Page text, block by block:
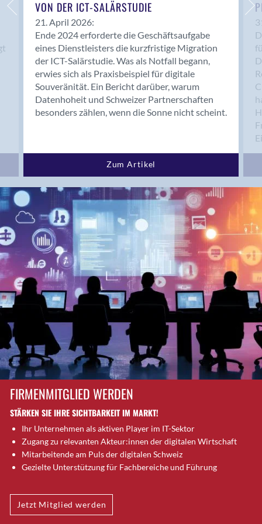
Bern 15
Bern 22
Bern 65
Bern 9
Bern-Zollikofen
Biel/Bienne
Binningen
Bolligen
Bremgarten bei Bern
Brig
Brig-Glis
Bronschhofen
Brugg
Brugg AG
Brütten
Bubendorf
Bubikon
Burgdorf
Bäretswil
Bülach
Cazis
Cham
Chur
Crissier
Davos Platz
Dietikon
Dietlikon
VON DER ICT-SALÄRSTUDIE
21. April 2026:
Ende 2024 erforderte die Geschäftsaufgabe
eines Dienstleisters die kurzfristige Migration
der ICT-Salärstudie. Was als Notfall begann,
erwies sich als Praxisbeispiel für digitale
Souveränität. Ein Bericht darüber, warum
Datenhoheit und Schweizer Partnerschaften
besonders zählen, wenn die Sonne nicht scheint.
Zum Artikel
FIRMENMITGLIED WERDEN
STÄRKEN SIE IHRE SICHTBARKEIT IM MARKT!
Ihr Unternehmen als aktiven Player im IT-Sektor
Zugang zu relevanten Akteur:innen der digitalen Wirtschaft
Mitarbeitende am Puls der digitalen Schweiz
Gezielte Unterstützung für Fachbereiche und Führung
Jetzt Mitglied werden